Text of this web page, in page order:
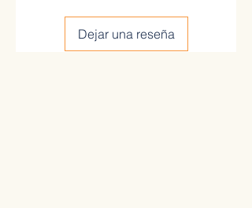
Dejar una reseña